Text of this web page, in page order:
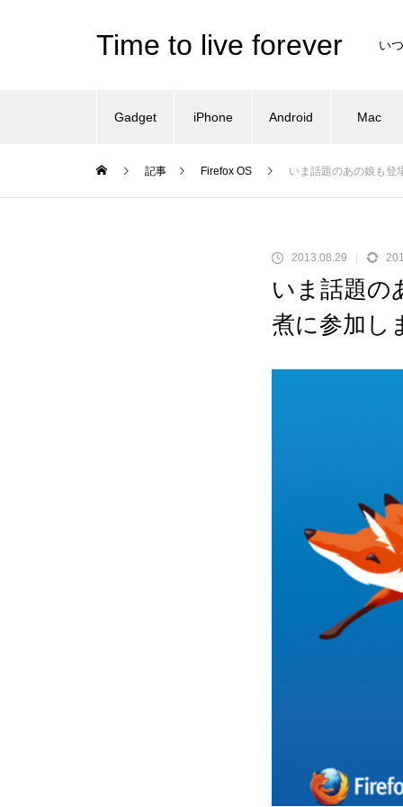
Time to live forever い
Gadget iPhone Android Mac
記事 Firefox OS いま話題のあの娘も登
2013.08.29
いま話題の
煮に参加し